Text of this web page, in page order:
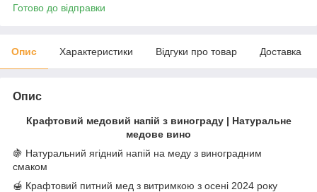
Готово до відправки
Опис Характеристики Відгуки про товар Доставка
Опис
Крафтовий медовий напій з винограду | Натуральне
медове вино
🍇 Натуральний ягідний напій на меду з виноградним
смаком
🍯 Крафтовий питний мед з витримкою з осені 2024 року